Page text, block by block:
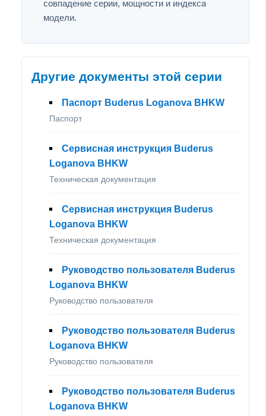
совпадение серии, мощности и индекса
модели.
Другие документы этой серии
Паспорт Buderus Loganova BHKW
Паспорт
Сервисная инструкция Buderus
Loganova BHKW
Техническая документация
Сервисная инструкция Buderus
Loganova BHKW
Техническая документация
Руководство пользователя Buderus
Loganova BHKW
Руководство пользователя
Руководство пользователя Buderus
Loganova BHKW
Руководство пользователя
Руководство пользователя Buderus
Loganova BHKW